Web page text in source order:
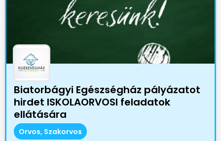
Biatorbágyi Egészségház pályázatot
hirdet ISKOLAORVOSI feladatok
ellátására
Orvos, Szakorvos